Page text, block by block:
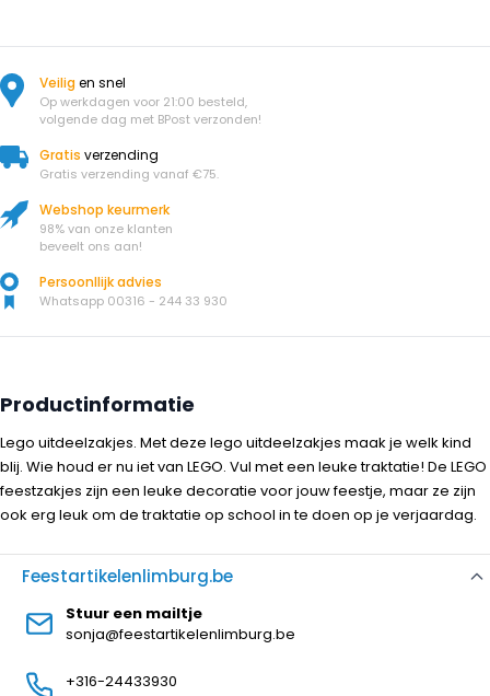
Veiligen snel
Op werkdagen voor 21:00 besteld,
volgende dag met BPost verzonden!
Gratis verzending
Gratis verzending vanaf €75.
Webshop keurmerk
98% van onze klanten
beveelt ons aan!
Persoonllijk advies
Whatsapp 00316 - 244 33 930
Productinformatie
Lego uitdeelzakjes. Met deze lego uitdeelzakjes maak je welk kind
blij. Wie houd er nu iet van LEGO. Vul met een leuke traktatie! De LEGO
feestzakjes zijn een leuke decoratie voor jouw feestje, maar ze zijn
ook erg leuk om de traktatie op school in te doen op je verjaardag.
Feestartikelenlimburg.be
Stuur een mailtje
sonja@feestartikelenlimburg.be
+316-24433930